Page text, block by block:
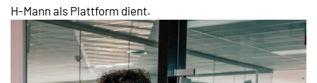
H-Mann als Plattform dient.